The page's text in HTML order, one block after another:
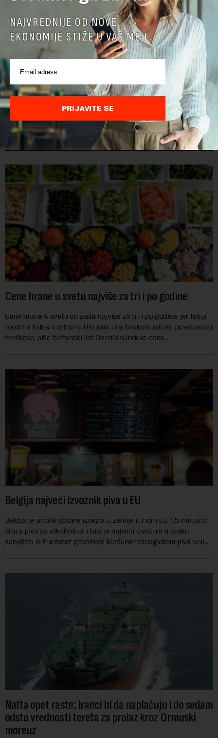
POVEZANI SADRŽAJI
Cene hrane u svetu najviše za tri i po godine
Cene hrane u svetu su sada najviše za tri i po godine, jer letnji
toplotni talasi i ratovi u Ukrajini i na Bliskom istoku povećavaju
troškove, piše britanski list Gardijan.Indeks cena
Belgija najveći izvoznik piva u EU
Belgija je prošle godine izvezla u zemlje u i van EU 1,5 milijardi
litara piva sa alkoholom i bila je najveći izvoznik u bloku,
saopštio je Eurostat povodom Međunarodnog dana piva koji
Nafta opet raste: Iranci bi da naplaćuju i do sedam
odsto vrednosti tereta za prolaz kroz Ormuski
moreuz
NAJVREDNIJE OD NOVE
EKONOMIJE STIŽE U VAŠ MEJL.
PRIJAVITE SE